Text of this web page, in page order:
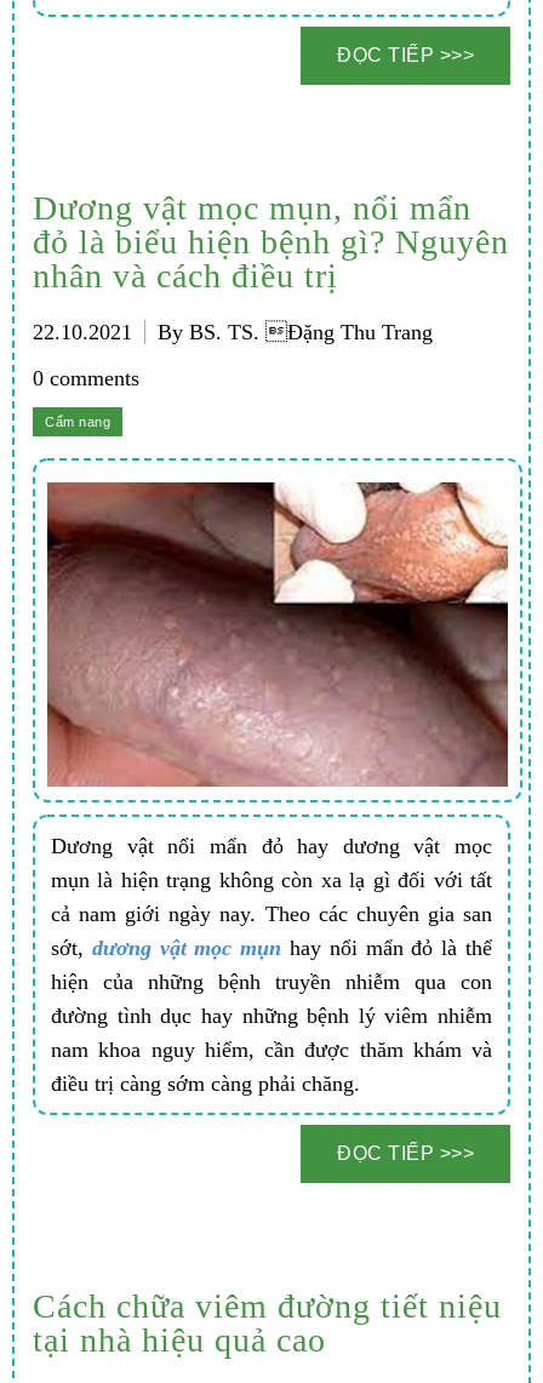
Dương vật mọc mụn, nổi mẩn
đỏ là biểu hiện bệnh gì? Nguyên
nhân và cách điều trị
22.10.2021
By BS. TS. Đặng Thu Trang
0 comments
Dương vật nổi mẩn đỏ hay dương vật mọc
mụn là hiện trạng không còn xa lạ gì đối với tất
cả nam giới ngày nay. Theo các chuyên gia san
sớt, dương vật mọc mụn hay nổi mẩn đỏ là thể
hiện của những bệnh truyền nhiễm qua con
đường tình dục hay những bệnh lý viêm nhiễm
nam khoa nguy hiểm, cần được thăm khám và
điều trị càng sớm càng phải chăng.
Cách chữa viêm đường tiết niệu
tại nhà hiệu quả cao